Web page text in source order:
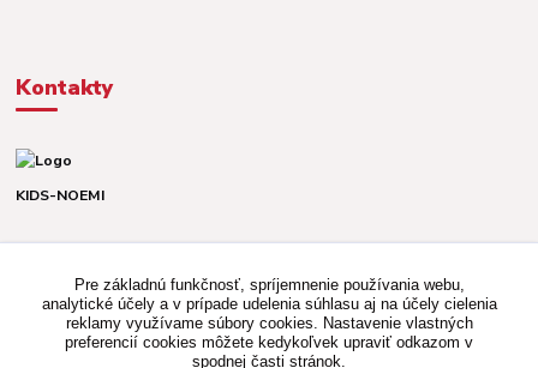
Kontakty
KIDS-NOEMI
(Po-Pia, 8-16 hod.)
kidsnoemi.shop@gmail.com
Pre základnú funkčnosť, spríjemnenie používania webu,
analytické účely a v prípade udelenia súhlasu aj na účely cielenia
reklamy využívame súbory cookies. Nastavenie vlastných
preferencií cookies môžete kedykoľvek upraviť odkazom v
spodnej časti stránok.